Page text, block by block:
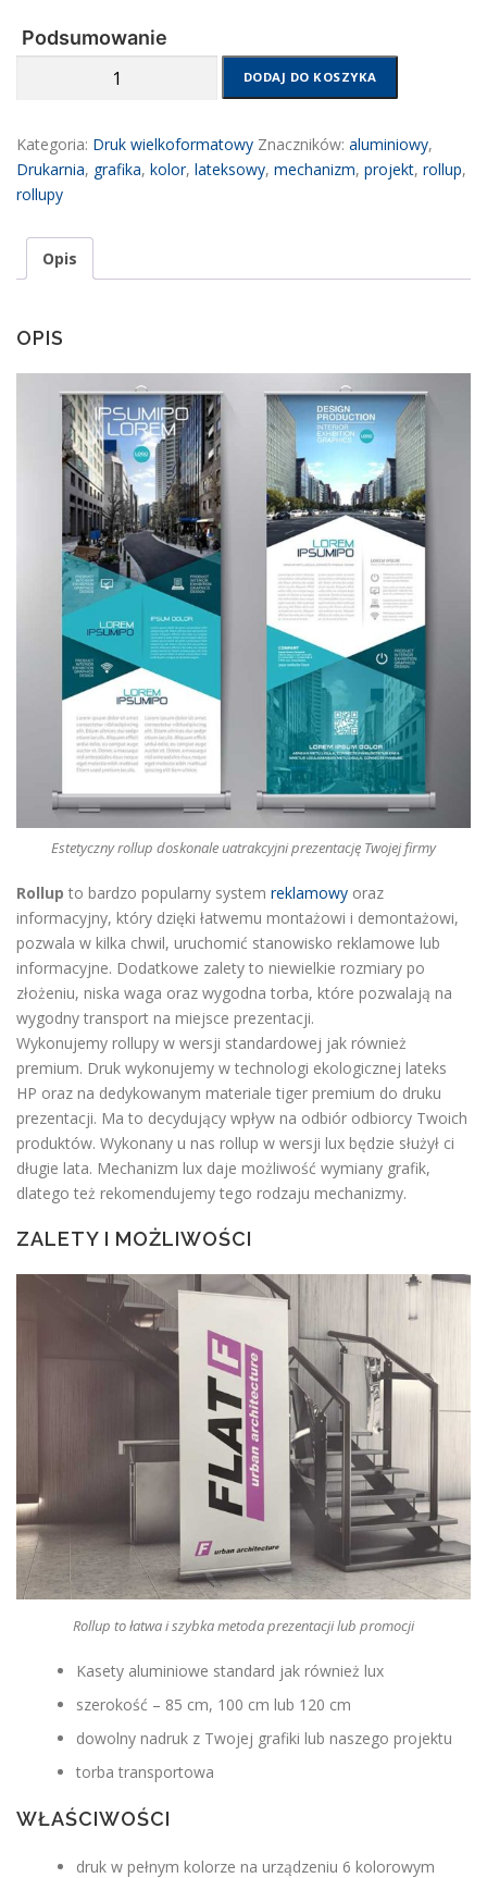
Podsumowanie
DODAJ DO KOSZYKA
Kategoria: Druk wielkoformatowy Znaczników: aluminiowy,
Drukarnia, grafika, kolor, lateksowy, mechanizm, projekt, rollup,
rollupy
Opis
OPIS
Estetyczny rollup doskonale uatrakcyjni prezentację Twojej firmy
Rollup to bardzo popularny system reklamowy oraz
informacyjny, który dzięki łatwemu montażowi i demontażowi,
pozwala w kilka chwil, uruchomić stanowisko reklamowe lub
informacyjne. Dodatkowe zalety to niewielkie rozmiary po
złożeniu, niska waga oraz wygodna torba, które pozwalają na
wygodny transport na miejsce prezentacji.
Wykonujemy rollupy w wersji standardowej jak również
premium. Druk wykonujemy w technologi ekologicznej lateks
HP oraz na dedykowanym materiale tiger premium do druku
prezentacji. Ma to decydujący wpływ na odbiór odbiorcy Twoich
produktów. Wykonany u nas rollup w wersji lux będzie służył ci
długie lata. Mechanizm lux daje możliwość wymiany grafik,
dlatego też rekomendujemy tego rodzaju mechanizmy.
ZALETY I MOŻLIWOŚCI
Rollup to łatwa i szybka metoda prezentacji lub promocji
Kasety aluminiowe standard jak również lux
szerokość – 85 cm, 100 cm lub 120 cm
dowolny nadruk z Twojej grafiki lub naszego projektu
torba transportowa
WŁAŚCIWOŚCI
druk w pełnym kolorze na urządzeniu 6 kolorowym